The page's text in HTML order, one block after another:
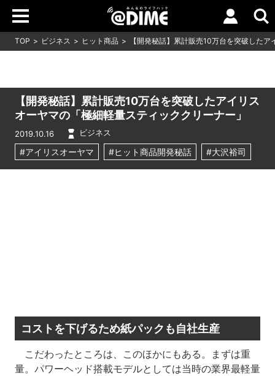
TOP ビジネス ヒット商品 【開発秘話】累計販売10万台を突破した
【開発秘話】累計販売10万台を突破したアイリス
オーヤマの「極細軽量スティッククリーナー」
2019.10.16 ビジネス
#アイリスオーヤマ #ヒット商品開発秘話 #大沢裕司
コストを下げるため紙パックも自社生産
こだわったところは、このほかにもある。まずは重
量。パワーヘッド搭載モデルとしては当時の業界最軽量